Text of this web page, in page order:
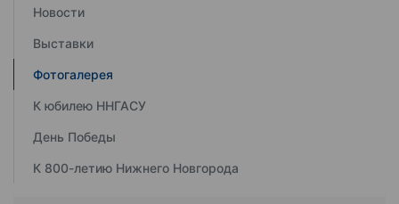
Новости
Выставки
Фотогалерея
К юбилею ННГАСУ
День Победы
К 800-летию Нижнего Новгорода